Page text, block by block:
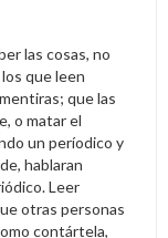
las cosas, no
que leen
que las
o matar el
un períodico y
hablaran
Leer
otras personas
contártela,